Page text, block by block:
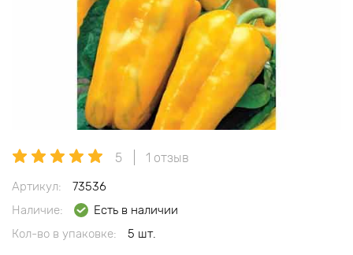
5 1 отзыв
Артикул:
73536
Наличие:
Есть в наличии
Кол-во в упаковке:
5 шт.